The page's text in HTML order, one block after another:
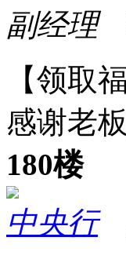
副经理
【领取
感谢老
180楼
中央行